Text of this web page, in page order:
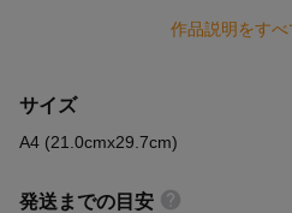
https://minne.com/items/
の夢』 https://youtu.be/
装』 https://youtu.be/CyzRKH2V5rc
作品説明をすべ
サイズ
A4 (21.0cmx29.7cm)
発送までの目安